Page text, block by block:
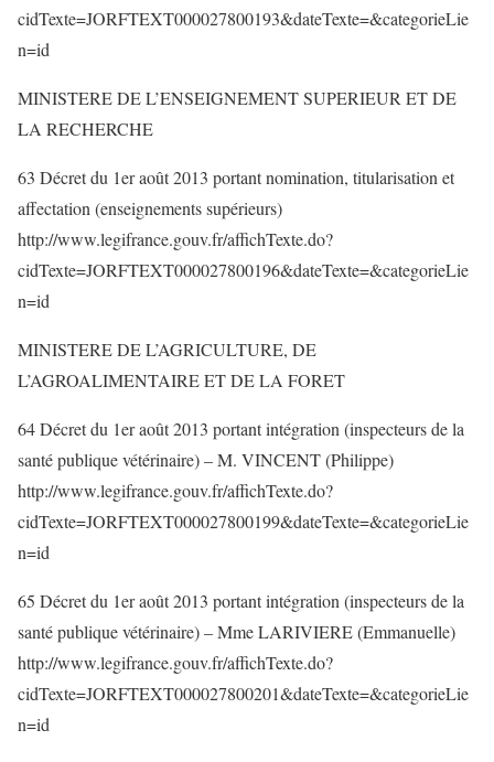
cidTexte=JORFTEXT000027800193&dateTexte=&categorieLie
n=id
MINISTERE DE L’ENSEIGNEMENT SUPERIEUR ET DE
LA RECHERCHE
63 Décret du 1er août 2013 portant nomination, titularisation et
affectation (enseignements supérieurs)
http://www.legifrance.gouv.fr/affichTexte.do?
cidTexte=JORFTEXT000027800196&dateTexte=&categorieLie
n=id
MINISTERE DE L’AGRICULTURE, DE
L’AGROALIMENTAIRE ET DE LA FORET
64 Décret du 1er août 2013 portant intégration (inspecteurs de la
santé publique vétérinaire) – M. VINCENT (Philippe)
http://www.legifrance.gouv.fr/affichTexte.do?
cidTexte=JORFTEXT000027800199&dateTexte=&categorieLie
n=id
65 Décret du 1er août 2013 portant intégration (inspecteurs de la
santé publique vétérinaire) – Mme LARIVIERE (Emmanuelle)
http://www.legifrance.gouv.fr/affichTexte.do?
cidTexte=JORFTEXT000027800201&dateTexte=&categorieLie
n=id